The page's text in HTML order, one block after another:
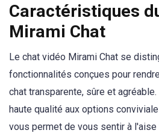
Caractéristiques
Mirami Chat
Le chat vidéo Mirami Chat se
fonctionnalités conçues pour
chat transparente, sûre et
haute qualité aux options
vous permet de vous sentir à